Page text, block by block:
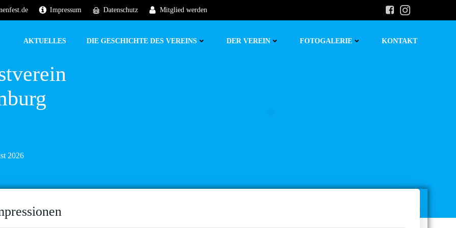
Impressum Datenschutz Mitglied werden
AKTUELLES DIE GESCHICHTE DES VEREINS DER VEREIN FOTOGALERIE KONTAKT
2026